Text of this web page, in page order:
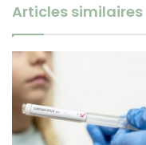
Articles similaires